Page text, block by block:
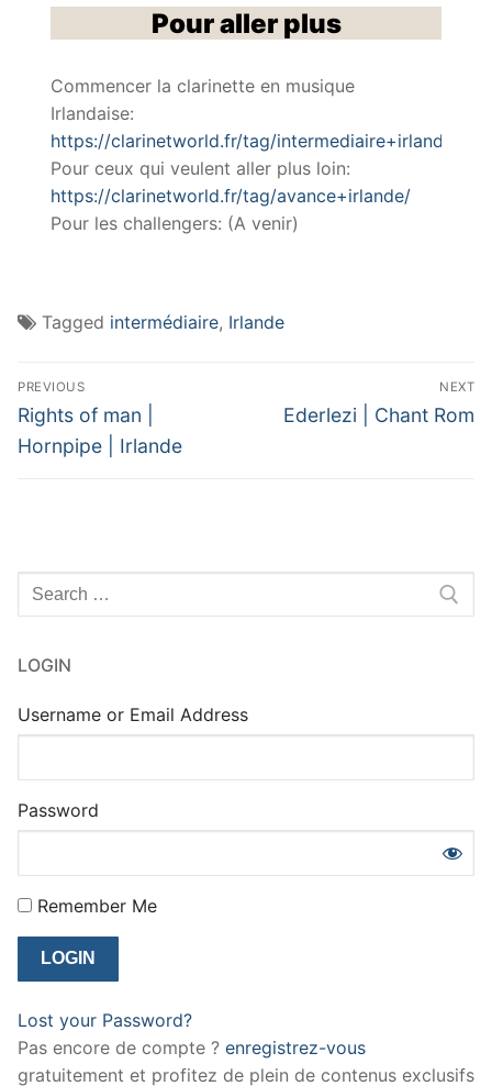
Pour aller plus
Commencer la clarinette en musique
Irlandaise:
https://clarinetworld.fr/tag/intermediaire+irlande/
Pour ceux qui veulent aller plus loin:
https://clarinetworld.fr/tag/avance+irlande/
Pour les challengers: (A venir)
Tagged intermédiaire, Irlande
Navigation
de
l’article
PREVIOUS
Previous
post:
Rights of man |
Hornpipe | Irlande
NEXT
Next
Ederlezi | Chant Rom
Rechercher
:
LOGIN
Username or Email Address
Password
Remember Me
Lost your Password?
Pas encore de compte ? enregistrez-vous
gratuitement et profitez de plein de contenus exclusifs